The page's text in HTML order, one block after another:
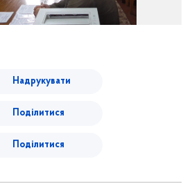
Надрукувати
Поділитися
Поділитися